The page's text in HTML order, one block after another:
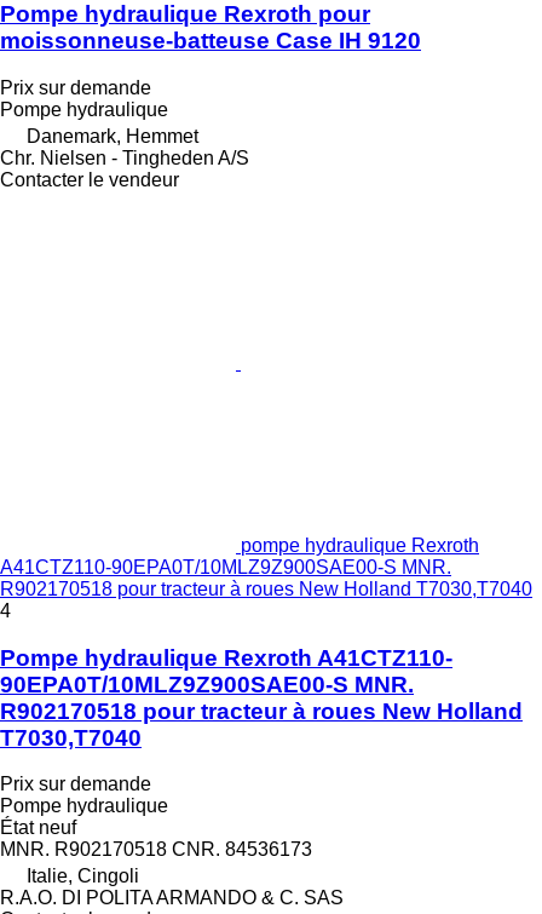
Pompe hydraulique Rexroth pour
moissonneuse-batteuse Case IH 9120
Prix sur demande
Pompe hydraulique
Danemark, Hemmet
Chr. Nielsen - Tingheden A/S
Contacter le vendeur
pompe hydraulique Rexroth
A41CTZ110-90EPA0T/10MLZ9Z900SAE00-S MNR.
R902170518 pour tracteur à roues New Holland T7030,T7040
4
Pompe hydraulique Rexroth A41CTZ110-
90EPA0T/10MLZ9Z900SAE00-S MNR.
R902170518 pour tracteur à roues New Holland
T7030,T7040
Prix sur demande
Pompe hydraulique
Étatneuf
MNR. R902170518 CNR. 84536173
Italie, Cingoli
R.A.O. DI POLITA ARMANDO & C. SAS